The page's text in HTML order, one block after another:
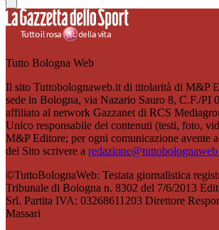
Tutto Bologna Web
Il sito Tuttobolognaweb.it di titolarità di M&P
sede in Bologna, via Nazario Sauro 8, C.F./PI
affiliato al network Gazzanet di RCS
Unico responsabile dei contenuti (testi, foto,
M&P Editore; per ogni comunicazione avente
del Sito scrivere a
©TuttoBolognaWeb: Testata giornalistica
Tribunale di Bologna n. 8302 del 7/6/2013
Srl. Partita IVA: 03268611203 Direttore
Massari